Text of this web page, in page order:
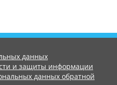
данных
и защиты информации
данных обратной